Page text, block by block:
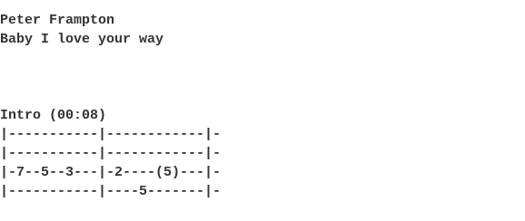
Peter Frampton
Baby I love your way
Intro (00:08)
|-----------|------------|-
|-----------|------------|-
|-7--5--3---|-2----(5)---|-
|-----------|----5-------|-